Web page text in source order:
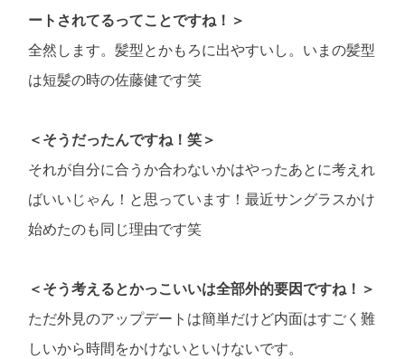
ートされてるってことですね！＞
全然します。髪型とかもろに出やすいし。いまの髪型
は短髪の時の佐藤健です笑
＜そうだったんですね！笑＞
それが自分に合うか合わないかはやったあとに考えれ
ばいいじゃん！と思っています！最近サングラスかけ
始めたのも同じ理由です笑
＜そう考えるとかっこいいは全部外的要因ですね！＞
ただ外見のアップデートは簡単だけど内面はすごく難
しいから時間をかけないといけないです。